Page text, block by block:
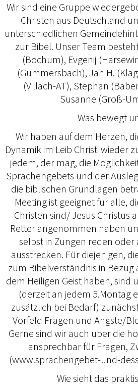
Wir sind eine Gruppe
Christen aus Deutschland
unterschiedlichen
zur Bibel. Unser Team
(Bochum), Evgenij
(Gummersbach), Jan H.
(Villach-AT), Stephan
Susanne (Groß-
Was bewegt
Wir haben auf dem Herzen,
Dynamik im Leib Christi wieder
jedem, der mag, die
Sprachengebets und der
die biblischen Grundlagen
Meeting ist geeignet für alle,
Christen sind/ Jesus Christus
Retter angenommen haben
selbst in Zungen reden oder
ausstrecken. Für diejenigen,
zum Bibelverständnis in
dem Heiligen Geist haben, sind
(derzeit an jedem 5.Montag
zusätzlich bei Bedarf)
Vorfeld Fragen und Ängste/
Gerne sind wir auch über die
ansprechbar für Fragen,
(www.sprachengebet-und-
Wie sieht das